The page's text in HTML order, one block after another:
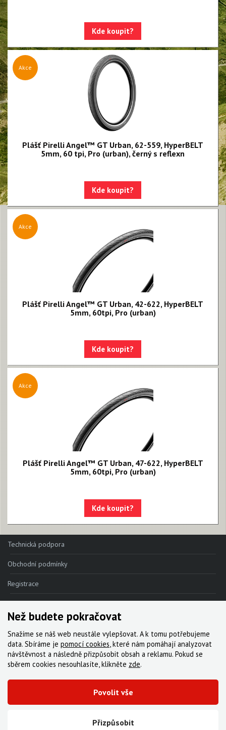
Bezdušové těsnící tmely
Bezdušové ventilky
Kde koupit?
Akce
Plášť Pirelli Angel™ GT Urban, 62-559, HyperBELT
5mm, 60 tpi, Pro (urban), černý s reflexn
Kde koupit?
Akce
Plášť Pirelli Angel™ GT Urban, 42-622, HyperBELT
5mm, 60tpi, Pro (urban)
Kde koupit?
Akce
Plášť Pirelli Angel™ GT Urban, 47-622, HyperBELT
5mm, 60tpi, Pro (urban)
Kde koupit?
Technická podpora
Obchodní podmínky
Registrace
Reklamace
Kde nakoupit
Kontakt
Servis
Ke stažení
© 2000-2026 Všechna práva vyhrazena,Cyklo Žitný, s.r.o.|Zásady cookies
Než budete pokračovat
Snažíme se náš web neustále vylepšovat. A k tomu potřebujeme
data. Sbíráme je pomocí cookies, které nám pomáhají analyzovat
návštěvnost a následně přizpůsobit obsah a reklamu. Pokud se
sběrem cookies nesouhlasíte, klikněte zde.
Přizpůsobit
Povolit vše